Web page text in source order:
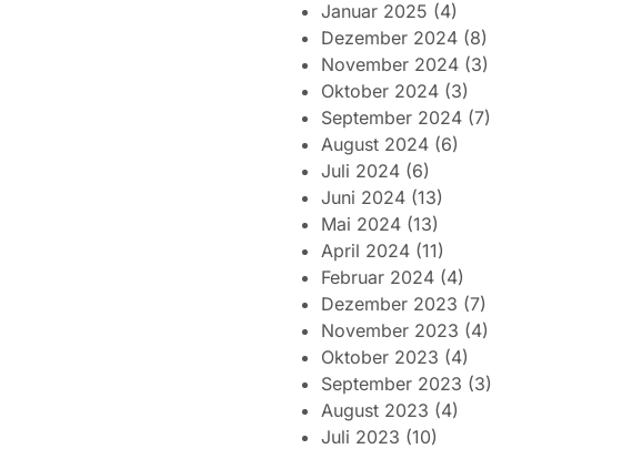
Januar 2025 (4)
Dezember 2024 (8)
November 2024 (3)
Oktober 2024 (3)
September 2024 (7)
August 2024 (6)
Juli 2024 (6)
Juni 2024 (13)
Mai 2024 (13)
April 2024 (11)
Februar 2024 (4)
Dezember 2023 (7)
November 2023 (4)
Oktober 2023 (4)
September 2023 (3)
August 2023 (4)
Juli 2023 (10)